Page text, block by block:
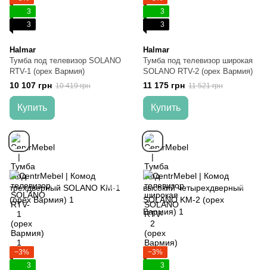
3
3
Halmar
Тумба под телевизор SOLANO
RTV-1 (орех Вармия)
10 107 грн 10 419 грн
Купить
3
3
Halmar
Тумба под телевизор широкая
SOLANO RTV-2 (орех Вармия)
11 175 грн 11 521 грн
Купить
−3%
3
−3%
3